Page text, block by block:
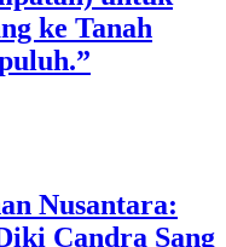
ke Tanah
Nusantara:
Candra Sang